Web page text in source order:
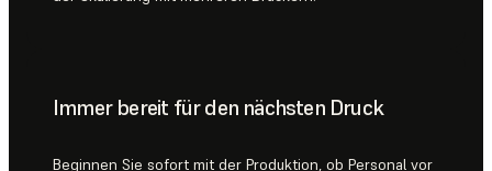
Immer bereit für den nächsten Druck
Beginnen Sie sofort mit der Produktion, ob Personal vor